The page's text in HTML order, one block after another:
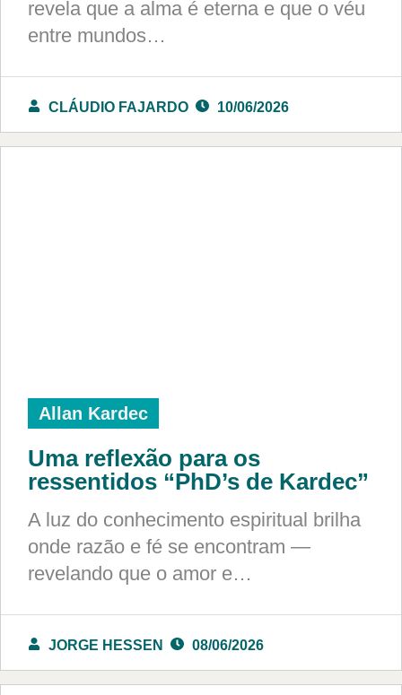
revela que a alma é eterna e que o véu
entre mundos…
CLÁUDIO FAJARDO 10/06/2026
Allan Kardec
Uma reflexão para os
ressentidos “PhD’s de Kardec”
A luz do conhecimento espiritual brilha
onde razão e fé se encontram —
revelando que o amor e…
JORGE HESSEN 08/06/2026